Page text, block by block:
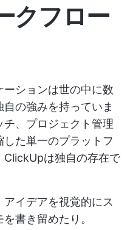
クフロー
ションは世の中に数
の強みを持っていま
、プロジェクト管理
た単一のプラットフ
ClickUpは独自の存在で
イデアを視覚的にス
書き留めたり。